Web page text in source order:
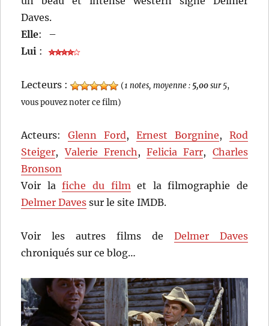
Daves.
Elle:
–
Lui :
Lecteurs : (1 notes, moyenne : 5,00sur 5,
vous pouvez noter ce film)
Acteurs:Glenn Ford, Ernest Borgnine, Rod
Steiger,Valerie French,Felicia Farr, Charles
Bronson
Voir lafiche du filmet la filmographie de
Delmer Daves sur le site IMDB.
Voir les autres films de Delmer Daves
chroniqués sur ce blog…